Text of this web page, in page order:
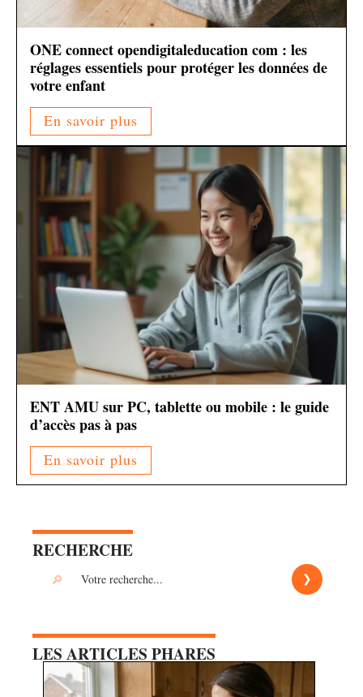
ONE connect opendigitaleducation com : les
réglages essentiels pour protéger les données de
votre enfant
En savoir plus
ENT AMU sur PC, tablette ou mobile : le guide
d’accès pas à pas
En savoir plus
RECHERCHE
LES ARTICLES PHARES